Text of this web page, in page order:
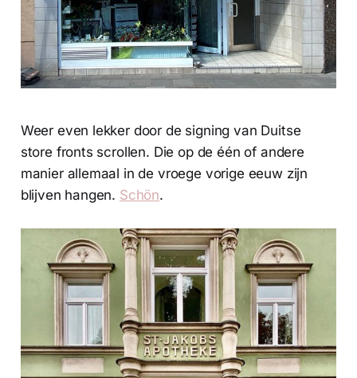
Weer even lekker door de signing van Duitse
store fronts scrollen. Die op de één of andere
manier allemaal in de vroege vorige eeuw zijn
blijven hangen. Schön.